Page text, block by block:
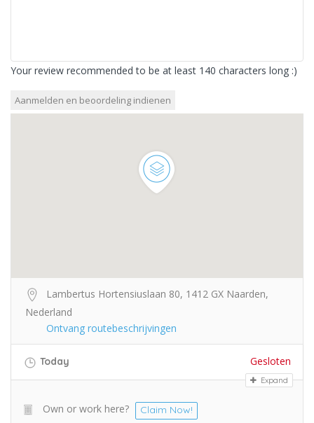
Your review recommended to be at least 140 characters long :)
Lambertus Hortensiuslaan 80, 1412 GX Naarden,
Nederland
Ontvang routebeschrijvingen
Today Gesloten
Expand
Own or work here? Claim Now!